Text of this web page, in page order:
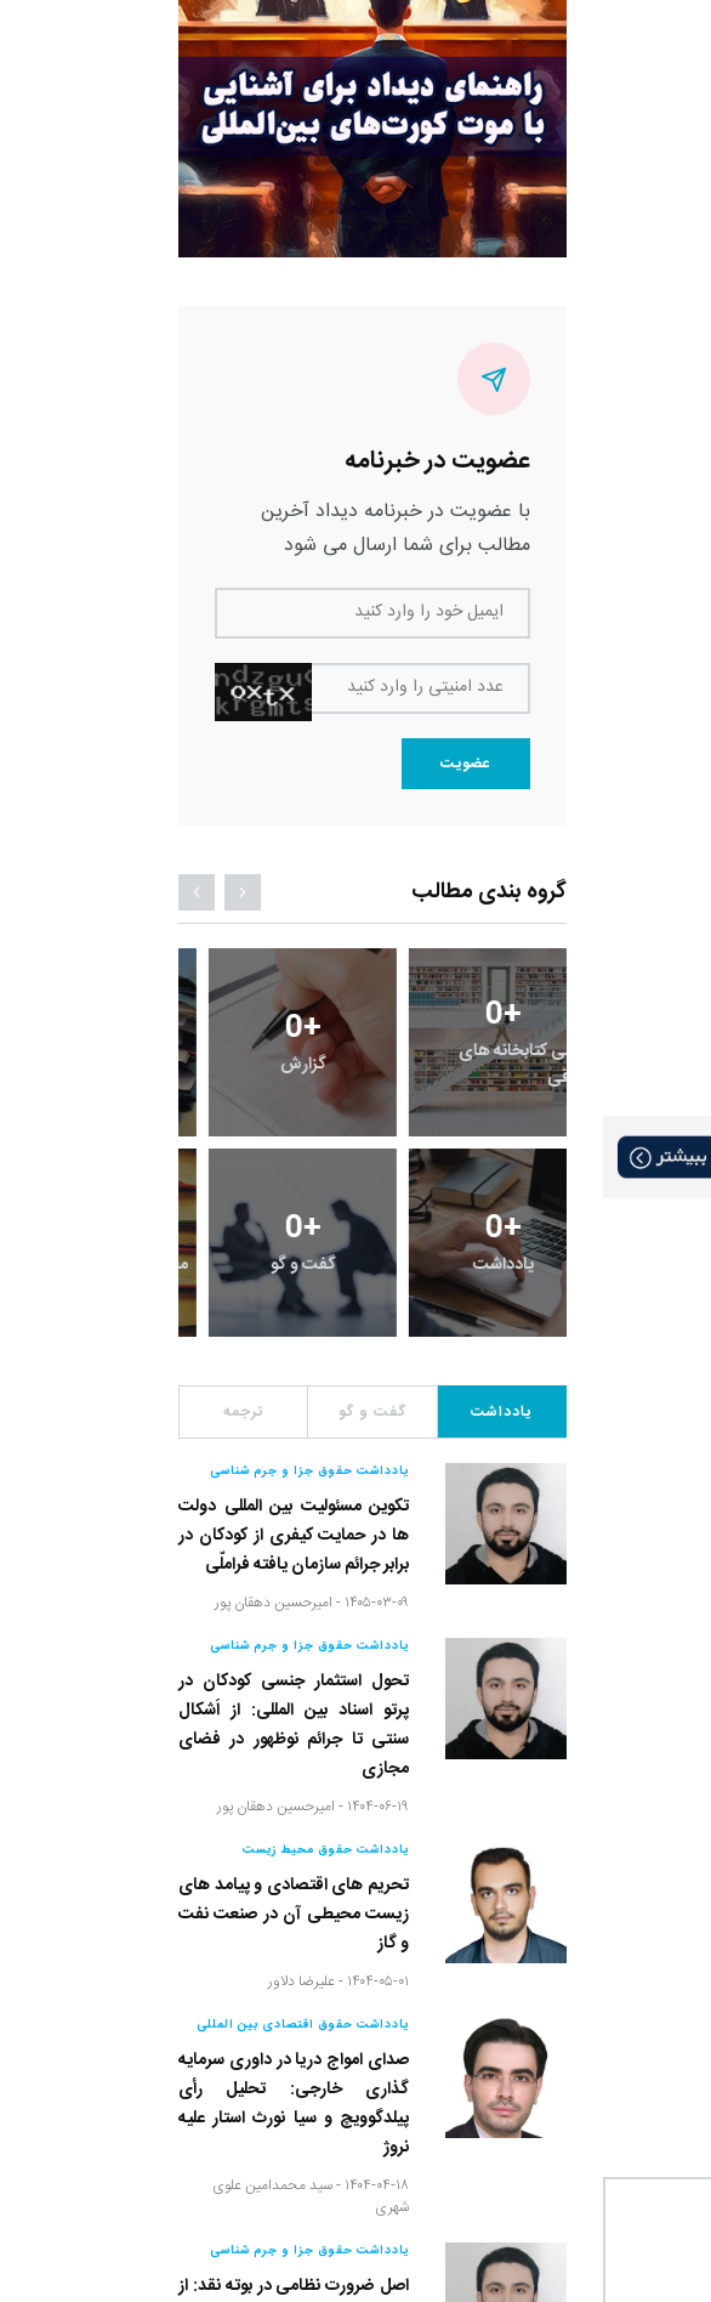
عضویت در خبرنامه
با عضویت در خبرنامه دیداد آخرین
مطالب برای شما ارسال می شود
ایمیل خود را وارد کنید
عدد امنیتی را وارد کنید
عضویت
گروه بندی مطالب
0+
گزارش
0+
معرفی کتابخانه های
حقوقی
0 +
گفت و گو
0+
یادداشت
یادداشت گفت و گو ترجمه
یادداشت حقوق جزا و جرم شناسی
تکوین مسئولیت بین المللی دولت
ها در حمایت کیفری از کودکان در
برابر جرائم سازمان یافته فراملّی
۱۴۰۵-۰۳-۰۹ - امیرحسین دهقان پور
یادداشت حقوق جزا و جرم شناسی
تحول استثمار جنسی کودکان در
پرتو اسناد بین المللی: از اَشکال
سنتی تا جرائم نوظهور در فضای
مجازی
۱۴۰۴-۰۶-۱۹ - امیرحسین دهقان پور
یادداشت حقوق محیط زیست
تحریم های اقتصادی و پیامد های
زیست محیطی آن در صنعت نفت
و گاز
۱۴۰۴-۰۵-۰۱ - علیرضا دلاور
یادداشت حقوق اقتصادی بین المللی
صدای امواج دریا در داوری سرمایه
گذاری خارجی: تحلیل رأی
پیلدگوویچ و سیا نورث استار علیه
نروژ
۱۴۰۴-۰۴-۱۸ - سید محمدامین علوی
شهری
یادداشت حقوق جزا و جرم شناسی
اصل ضرورت نظامی در بوته نقد: از